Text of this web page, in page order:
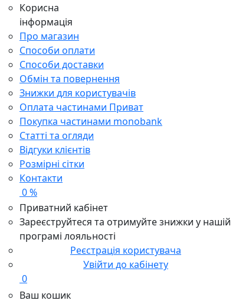
Корисна
інформація
Про магазин
Способи оплати
Способи доставки
Обмін та повернення
Знижки для користувачів
Оплата частинами Приват
Покупка частинами monobank
Статті та огляди
Відгуки клієнтів
Розмірні сітки
Контакти
0 %
Приватний кабінет
Зареєструйтеся та отримуйте знижки у нашій
програмі лояльності
Реєстрація користувача
Увійти до кабінету
0
Ваш кошик